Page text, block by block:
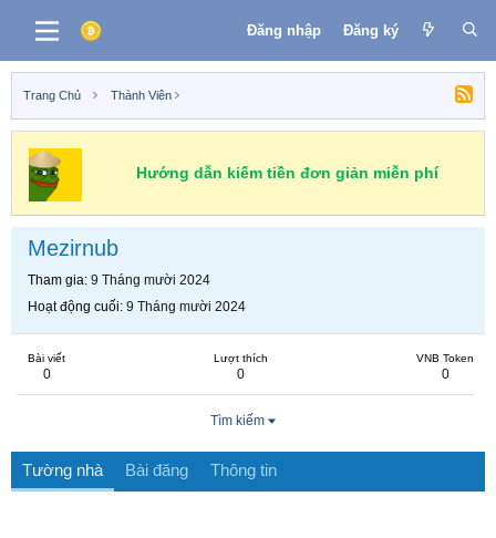
Đăng nhập Đăng ký
Trang Chủ Thành Viên
Hướng dẫn kiếm tiền đơn giản miễn phí
Mezirnub
Tham gia 9 Tháng mười 2024
Hoạt động cuối 9 Tháng mười 2024
Bài viết
0
Lượt thích
0
VNB Token
0
Tìm kiếm
Tường nhà Bài đăng Thông tin